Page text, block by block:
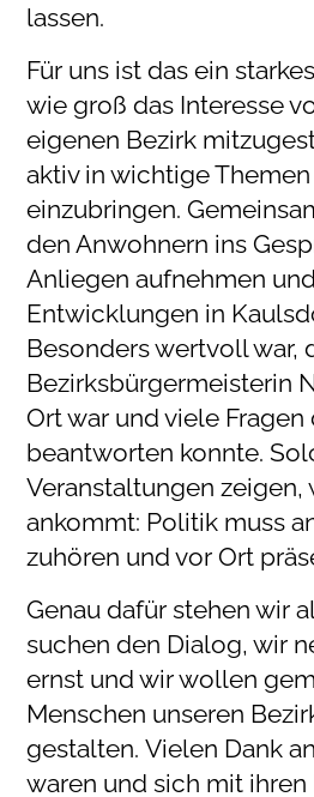
lassen.
Für uns ist das ein
wie groß das Interesse
eigenen Bezirk
aktiv in wichtige Themen
einzubringen.
den Anwohnern ins
Anliegen aufnehmen
Entwicklungen in
Besonders wertvoll war,
Bezirksbürgermeisterin
Ort war und viele Fragen
beantworten konnte.
Veranstaltungen zeigen,
ankommt: Politik muss
zuhören und vor Ort
Genau dafür stehen wir
suchen den Dialog, wir
ernst und wir wollen
Menschen unseren
gestalten. Vielen Dank
waren und sich mit ihren